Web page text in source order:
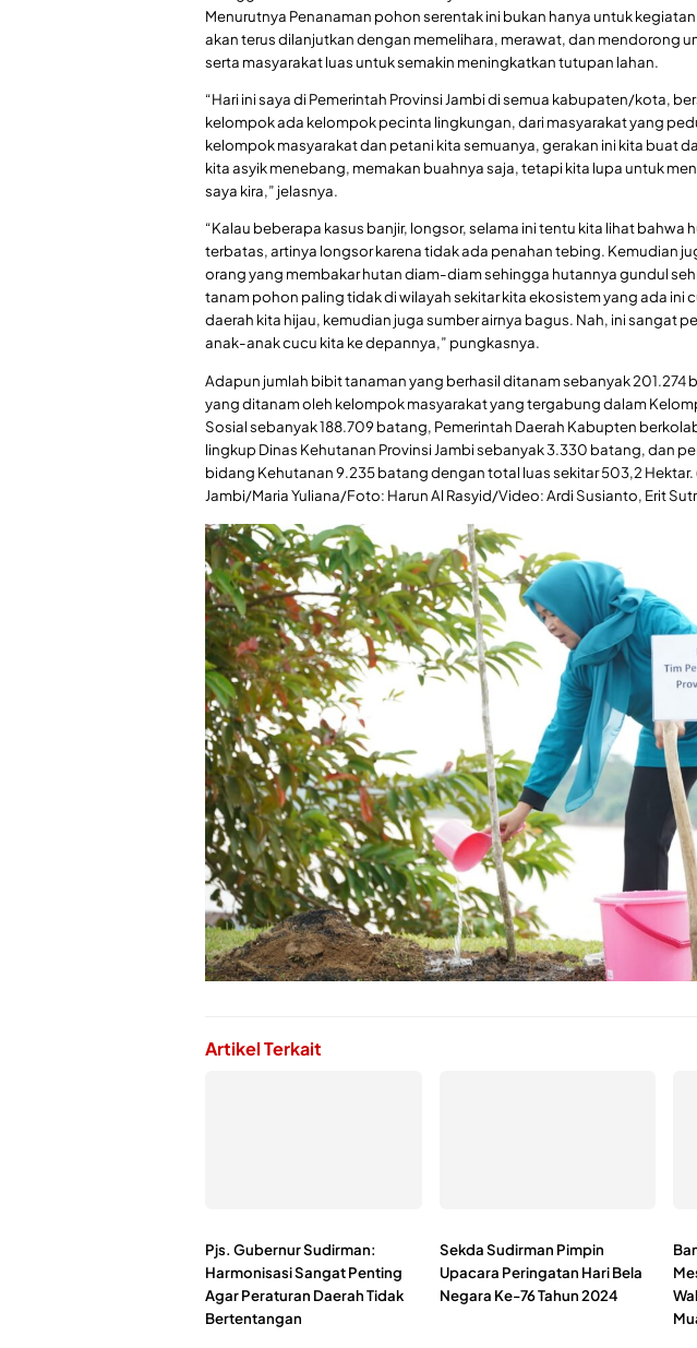
Menurutnya Penanaman pohon serentak ini bukan hanya untuk
akan terus dilanjutkan dengan memelihara, merawat, dan mendorong
serta masyarakat luas untuk semakin meningkatkan tutupan lahan.
“Hari ini saya di Pemerintah Provinsi Jambi di semua kabupaten/kota,
kelompok ada kelompok pecinta lingkungan, dari masyarakat yang
kelompok masyarakat dan petani kita semuanya, gerakan ini kita buat
kita asyik menebang, memakan buahnya saja, tetapi kita lupa untuk
saya kira,” jelasnya.
“Kalau beberapa kasus banjir, longsor, selama ini tentu kita lihat bahwa
terbatas, artinya longsor karena tidak ada penahan tebing. Kemudian
orang yang membakar hutan diam-diam sehingga hutannya gundul
tanam pohon paling tidak di wilayah sekitar kita ekosistem yang ada ini
daerah kita hijau, kemudian juga sumber airnya bagus. Nah, ini sangat
anak-anak cucu kita ke depannya,” pungkasnya.
Adapun jumlah bibit tanaman yang berhasil ditanam sebanyak 201.274
yang ditanam oleh kelompok masyarakat yang tergabung dalam
Sosial sebanyak 188.709 batang, Pemerintah Daerah Kabupten
lingkup Dinas Kehutanan Provinsi Jambi sebanyak 3.330 batang, dan
bidang Kehutanan 9.235 batang dengan total luas sekitar 503,2 Hektar.
Jambi/Maria Yuliana/Foto: Harun Al Rasyid/Video: Ardi Susianto, Erit
Artikel Terkait
Pjs. Gubernur Sudirman:
Harmonisasi Sangat Penting
Agar Peraturan Daerah Tidak
Bertentangan
Sekda Sudirman Pimpin
Upacara Peringatan Hari Bela
Negara Ke-76 Tahun 2024